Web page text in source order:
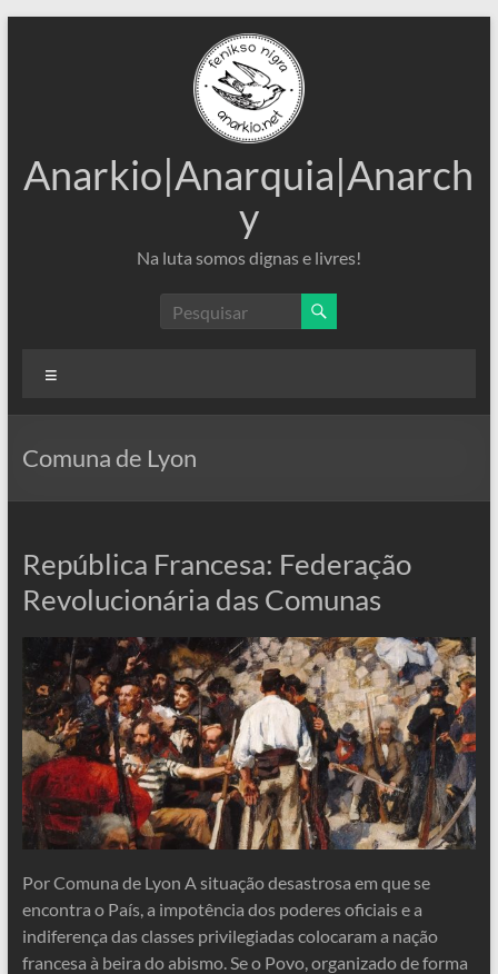
Anarkio|Anarquia|Anarch
y
Na luta somos dignas e livres!
Comuna de Lyon
República Francesa: Federação
Revolucionária das Comunas
Por Comuna de Lyon A situação desastrosa em que se
encontra o País, a impotência dos poderes oficiais e a
indiferença das classes privilegiadas colocaram a nação
francesa à beira do abismo. Se o Povo, organizado de forma